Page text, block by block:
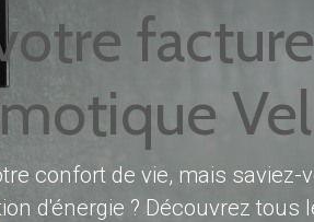
confort de vie, mais
d'énergie ? Découvrez